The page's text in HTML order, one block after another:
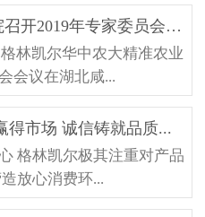
精准农业研究院召开2019年专家委员会会...
林凯尔华中农大精准农业
会议在湖北咸...
得市场 诚信铸就品质...
格林凯尔极其注重对产品
放心消费环...